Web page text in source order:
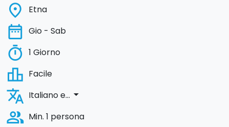
place Etna
date_range Gio - Sab
timer 1 Giorno
leaderboard Facile
translate Italiano e... arrow_drop_down
people_alt Min. 1 persona